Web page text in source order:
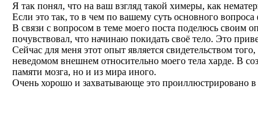
Я так понял, что на ваш взгляд такой химеры, как
Если это так, то в чем по вашему суть основного
В связи с вопросом в теме моего поста поделюсь своим
почувствовал, что начинаю покидать своё тело. Это
Сейчас для меня этот опыт является свидетельством
неведомом внешнем относительно моего тела харде. В
памяти мозга, но и из мира иного.
Очень хорошо и захватывающе это проиллюстрировано